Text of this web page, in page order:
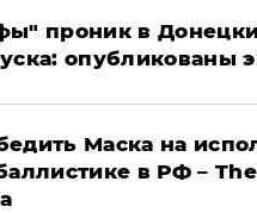
проник в
опубликованы
Маска на
в РФ –